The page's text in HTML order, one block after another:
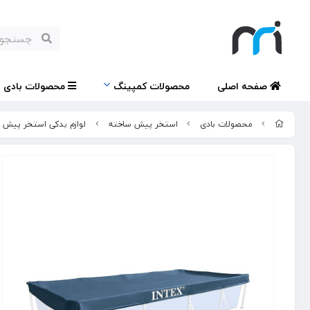
صفحه اصلی محصولات کمپینگ محصولات بادی
محصولات بادی استخر پیش ساخته لوازم یدکی استخر